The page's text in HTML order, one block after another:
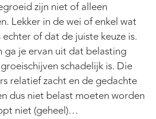
zijn niet of alleen
Lekker in de wei of enkel wat
of dat de juiste keuze is.
je ervan uit dat belasting
schadelijk is. Die
relatief zacht en de gedachte
dus niet belast moeten worden
niet (geheel)…